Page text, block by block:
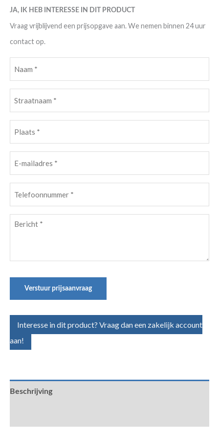
JA, IK HEB INTERESSE IN DIT PRODUCT
Vraag vrijblijvend een prijsopgave aan. We nemen binnen 24 uur
contact op.
(Vereist)
(Vereist)
(Vereist)
mailadres(Vereist)
(Vereist)
Bericht (Vereist)
Verstuur prijsaanvraag
Interesse in dit product? Vraag dan een zakelijk account
aan!
Beschrijving